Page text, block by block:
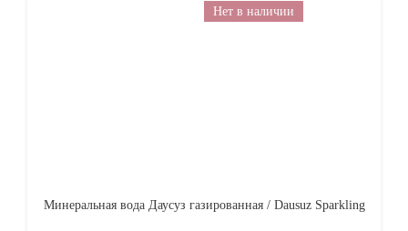
Нет в наличии
Минеральная вода Даусуз газированная / Dausuz Sparkling